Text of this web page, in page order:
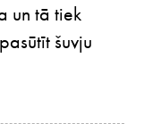
un tā tiek
šuvju